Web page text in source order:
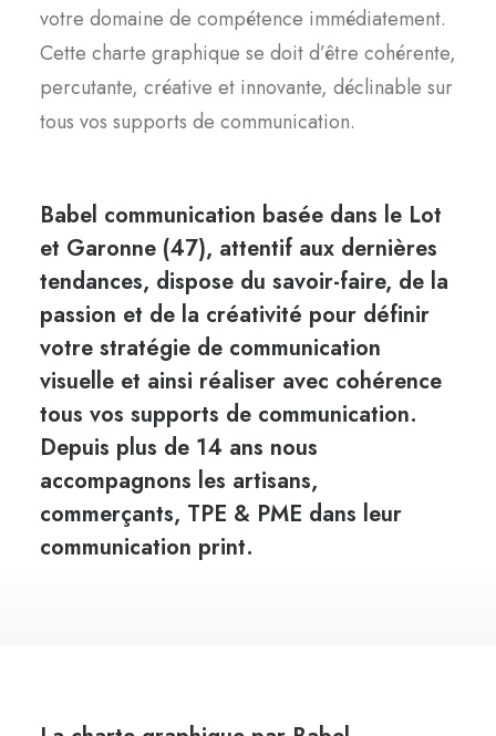
votre domaine de compétence immédiatement.
Cette charte graphique se doit d’être cohérente,
percutante, créative et innovante, déclinable sur
tous vos supports de communication.
Babel communication basée dans le Lot
et Garonne (47), attentif aux dernières
tendances, dispose du savoir-faire, de la
passion et de la créativité pour définir
votre stratégie de communication
visuelle et ainsi réaliser avec cohérence
tous vos supports de communication.
Depuis plus de 14 ans nous
accompagnons les artisans,
commerçants, TPE & PME dans leur
communication print.